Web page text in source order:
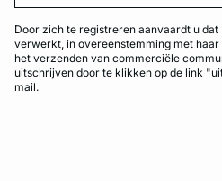
Door zich te registreren aanvaardt u
verwerkt, in overeenstemming met haar
het verzenden van commerciële
uitschrijven door te klikken op de link
mail.